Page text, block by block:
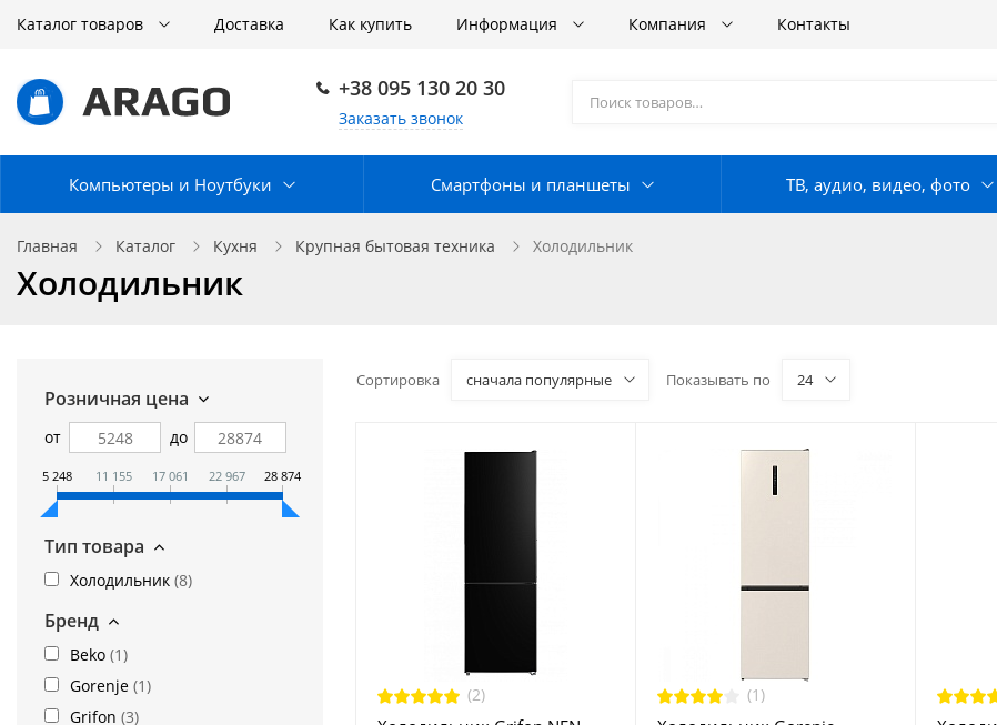
Каталог товаров Доставка Как купить Информация Компания Контакты
+38 095 130 20 30
Заказать звонок
Компьютеры и Ноутбуки Смартфоны и планшеты ТВ, аудио, видео, фото
Главная Каталог Кухня Крупная бытовая техника Холодильник
Холодильник
Розничная цена
от до
5 248 11 155 17 061 22 967 28 874
Тип товара
Холодильник (8)
Бренд
Beko (1)
Gorenje (1)
Grifon (3)
Сортировка сначала популярные Показывать по 24
(2) (1)